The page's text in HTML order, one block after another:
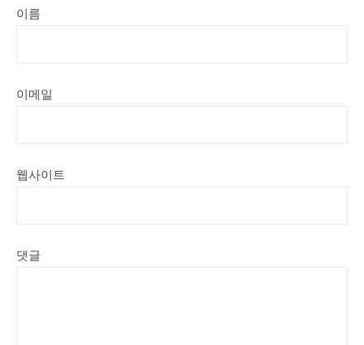
이름
이메일
웹사이트
댓글